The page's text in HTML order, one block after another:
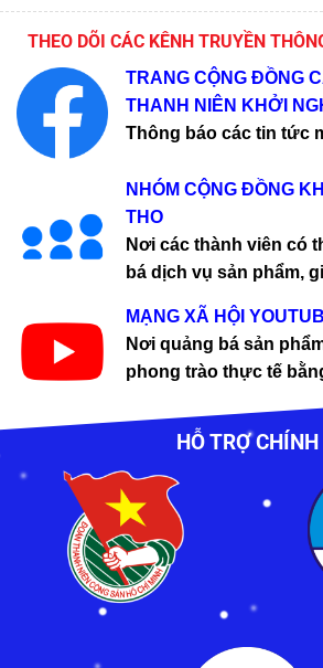
THEO DÕI CÁC KÊNH TRUYỀN
TRANG CỘNG ĐỒNG
THANH NIÊN KHỞI
Thông báo các tin tức
NHÓM CỘNG ĐỒNG
THO
Nơi các thành viên có
bá dịch vụ sản phẩm,
MẠNG XÃ HỘI
Nơi quảng bá sản
phong trào thực tế
HỖ TRỢ CHÍNH